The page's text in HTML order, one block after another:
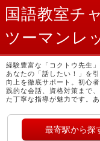
国語教室チ
ツーマンレ
経験豊富な「コクトウ先生」
あなたの「話したい！」を
向上を徹底サポート。初心
践的な会話、資格対策まで
た丁寧な指導が魅力です。
最寄駅から探